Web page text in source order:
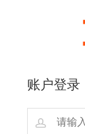
账户登录